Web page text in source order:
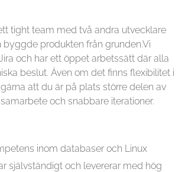
tight team med två andra utvecklare
produkten från grunden.Vi
och har ett öppet arbetssätt där alla
beslut. Även om det finns flexibilitet i
att du är på plats större delen av
och snabbare iterationer.
inom databaser och Linux
självständigt och levererar med hög